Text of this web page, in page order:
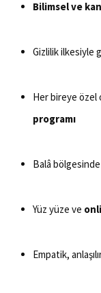
Bilimsel ve
Gizlilik ilkesiyle
Her bireye özel
programı
Balâ
Yüz yüze ve
Empatik,